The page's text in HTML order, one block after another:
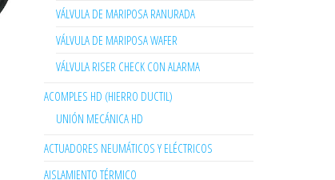
VÁLVULA DE MARIPOSA RANURADA
VÁLVULA DE MARIPOSA WAFER
VÁLVULA RISER CHECK CON ALARMA
ACOMPLES HD (HIERRO DUCTIL)
UNIÓN MECÁNICA HD
ACTUADORES NEUMÁTICOS Y ELÉCTRICOS
AISLAMIENTO TÉRMICO